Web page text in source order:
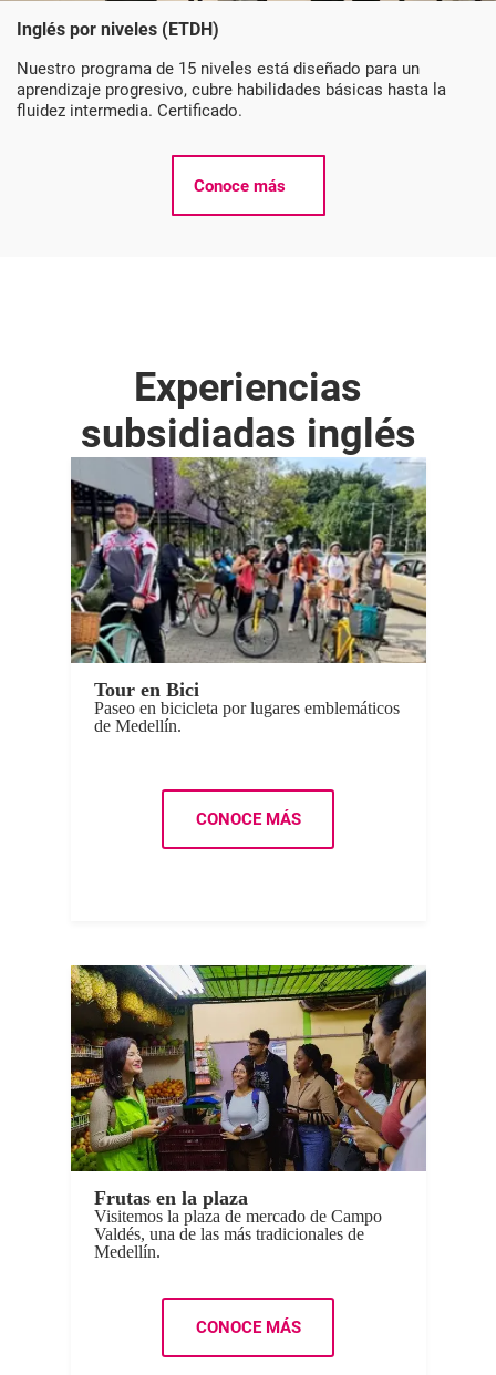
Inglés por niveles (ETDH)
Nuestro programa de 15 niveles está diseñado para un
aprendizaje progresivo, cubre habilidades básicas hasta la
fluidez intermedia. Certificado.
Conoce más
Experiencias
subsidiadas inglés
Tour en Bici
Paseo en bicicleta por lugares emblemáticos
de Medellín.
CONOCE MÁS
Frutas en la plaza
Visitemos la plaza de mercado de Campo
Valdés, una de las más tradicionales de
Medellín.
CONOCE MÁS